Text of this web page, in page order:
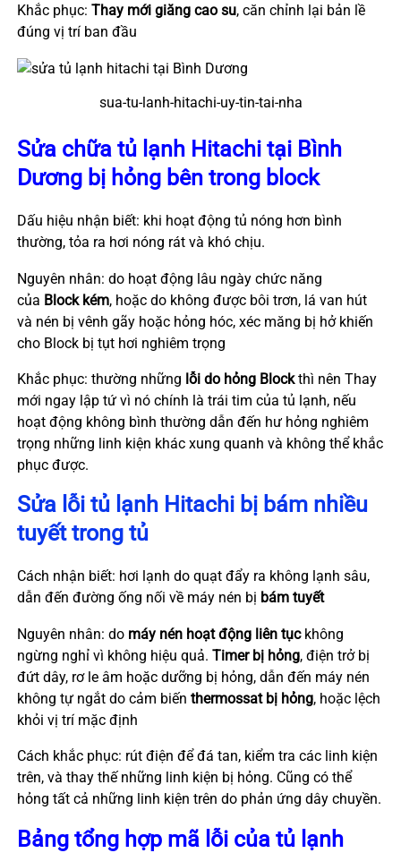
Khắc phục: Thay mới giăng cao su, căn chỉnh lại bản lề
đúng vị trí ban đầu
sua-tu-lanh-hitachi-uy-tin-tai-nha
Sửa chữa tủ lạnh Hitachi tại Bình
Dương bị hỏng bên trong block
Dấu hiệu nhận biết: khi hoạt động tủ nóng hơn bình
thường, tỏa ra hơi nóng rát và khó chịu.
Nguyên nhân: do hoạt động lâu ngày chức năng
của Block kém, hoặc do không được bôi trơn, lá van hút
và nén bị vênh gãy hoặc hỏng hóc, xéc măng bị hở khiến
cho Block bị tụt hơi nghiêm trọng
Khắc phục: thường những lỗi do hỏng Blockthì nên Thay
mới ngay lập tứ vì nó chính là trái tim của tủ lạnh, nếu
hoạt động không bình thường dẫn đến hư hỏng nghiêm
trọng những linh kiện khác xung quanh và không thể khắc
phục được.
Sửa lỗi tủ lạnh Hitachi bị bám nhiều
tuyết trong tủ
Cách nhận biết: hơi lạnh do quạt đẩy ra không lạnh sâu,
dẫn đến đường ống nối về máy nén bị bám tuyết
Nguyên nhân: do máy nén hoạt động liên tụckhông
ngừng nghỉ vì không hiệu quả. Timer bị hỏng, điện trở bị
đứt dây, rơ le âm hoặc dưỡng bị hỏng, dẫn đến máy nén
không tự ngắt do cảm biến thermossat bị hỏng, hoặc lệch
khỏi vị trí mặc định
Cách khắc phục: rút điện để đá tan, kiểm tra các linh kiện
trên, và thay thế những linh kiện bị hỏng. Cũng có thể
hỏng tất cả những linh kiện trên do phản ứng dây chuyền.
Bảng tổng hợp mã lỗi của tủ lạnh